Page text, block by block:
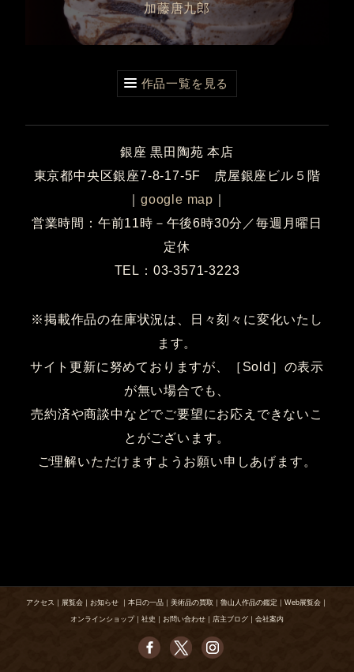
加藤唐九郎
作品一覧を見る
銀座 黒田陶苑 本店
東京都中央区銀座7-8-17-5F 虎屋銀座ビル５階
google map
営業時間：午前11時－午後6時30分／毎週月曜日
定休
TEL：03-3571-3223
※掲載作品の在庫状況は、日々刻々に変化いたし
ます。
サイト更新に努めておりますが、［Sold］の表示
が無い場合でも、
売約済や商談中などでご要望にお応えできないこ
とがございます。
ご理解いただけますようお願い申しあげます。
アクセス ｜ 展覧会 ｜ お知らせ ｜ 本日の一品 ｜ 美術品の買取 ｜ 魯山人作品の鑑定 ｜ Web展覧会 ｜
オンラインショップ｜ 社史 ｜ お問い合わせ ｜ 店主ブログ ｜ 会社案内